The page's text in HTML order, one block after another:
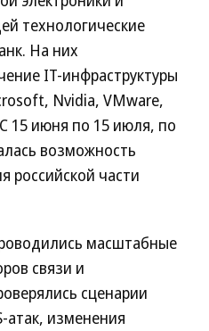
технологические
На них
IT-инфраструктуры
Nvidia, VMware,
15 июня по 15 июля, по
возможность
российской части
масштабные
связи и
сценарии
атак, изменения